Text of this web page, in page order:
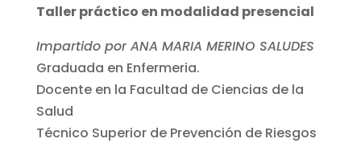
Taller práctico en modalidad presencial
Impartido por ANA MARIA MERINO SALUDES
Graduada en Enfermeria.
Docente en la Facultad de Ciencias de la
Salud
Técnico Superior de Prevención de Riesgos